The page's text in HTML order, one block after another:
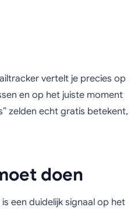
vertelt je precies op
en op het juiste moment
zelden echt gratis betekent,
doen
een duidelijk signaal op het